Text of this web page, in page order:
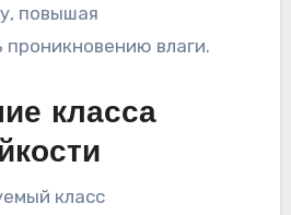
повышая
проникновению влаги.
класса
класс